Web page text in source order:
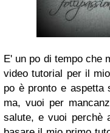
E' un po di tempo che
video tutorial per il mio
po è pronto e aspetta
ma, vuoi per
salute, e vuoi perchè